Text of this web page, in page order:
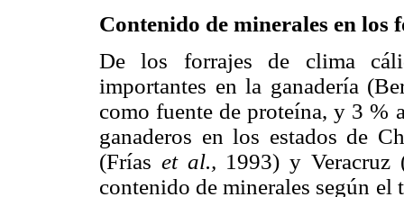
Contenido de minerales en los
De los forrajes de clima
importantes en la ganadería
como fuente de proteína, y 3 %
ganaderos en los estados de
(Frías et al., 1993) y
contenido de minerales según